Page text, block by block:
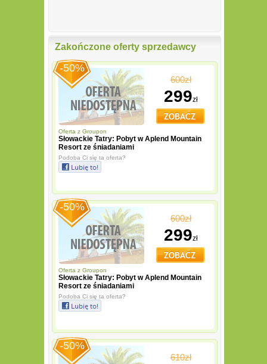
Zakończone oferty sprzedawcy
-50%
Oferta z Groupon
Słowackie Tatry: Pobyt w Aplend Mountain
Resort ze śniadaniami
Podoba Ci się ta oferta?
600zł
299zł
-50%
Oferta z Groupon
Słowackie Tatry: Pobyt w Aplend Mountain
Resort ze śniadaniami
Podoba Ci się ta oferta?
600zł
299zł
-50%
610zł